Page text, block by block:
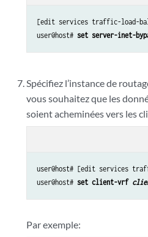
[edit services traffic-load-
user@host# set server-inet-
Spécifiez l’instance de
vous souhaitez que les
soient acheminées vers les
user@host# [edit services
user@host# set client-vrf
Par exemple: